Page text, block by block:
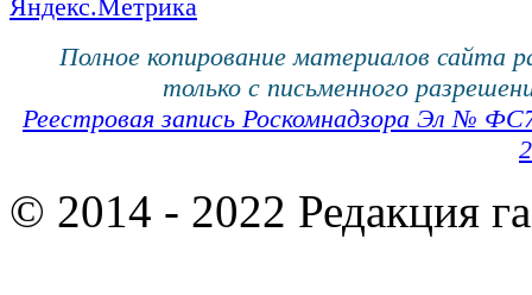
Полное копирование материалов сайта
только с письменного
Реестровая запись Роскомнадзора Эл №
© 2014 - 2022 Редакция